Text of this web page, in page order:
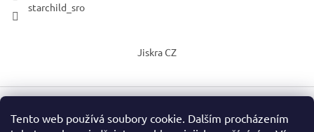
Tento web používá soubory cookie. Dalším procházením
starchild_sro
Jiskra CZ
Vytvořil Shoptet